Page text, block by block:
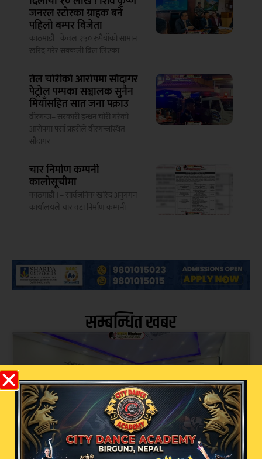
जनरल स्टोरका ग्राहक बने
पहिलो बम्पर विजेता
काठमाडौं– केवल २५० रुपैयाँको सामान
खरिद गरेर सक्कली बिल लिएका
तेल चोरीको आरोपमा सौदागर
पेट्रोल पम्पका सञ्चालक सुनैन
मियाँसहित सात जना पक्राउ
वीरगन्ज– सरकारी इन्धन चोरी गरेको
आरोपमा पर्सा प्रहरीले वीरगन्जस्थित
सौदागर
चार निर्माण कम्पनी
कालोसूचीमा
काठमाडौं ।– सार्वजनिक खरिद अनुगमन
कार्यालयले चार वटा निर्माण कम्पनी
सम्बन्धित खबर